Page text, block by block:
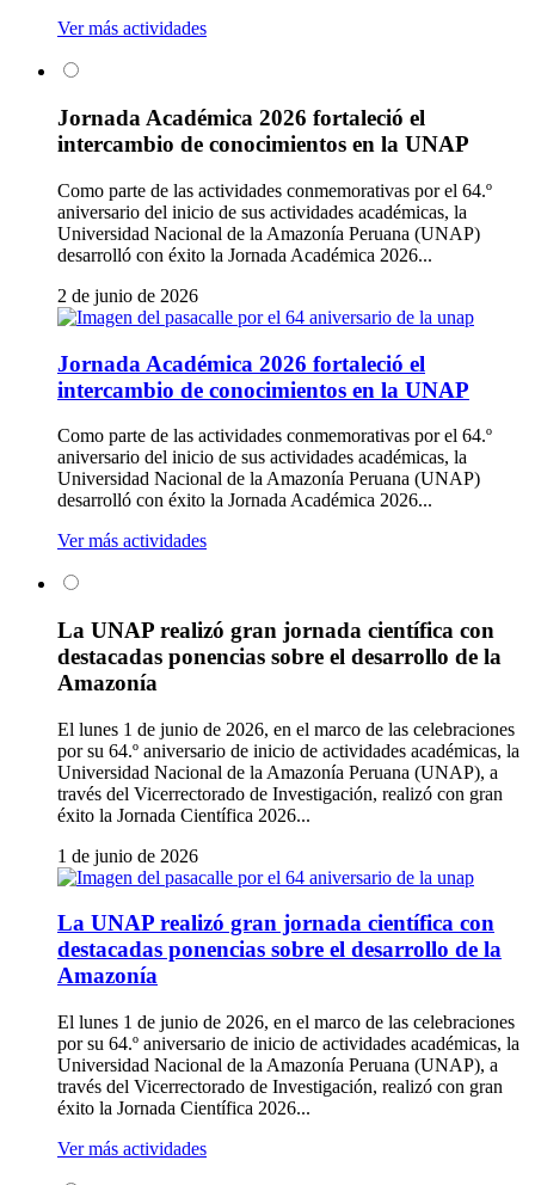
Ver más actividades
Jornada Académica 2026 fortaleció el
intercambio de conocimientos en la UNAP
Como parte de las actividades conmemorativas por el 64.º
aniversario del inicio de sus actividades académicas, la
Universidad Nacional de la Amazonía Peruana (UNAP)
desarrolló con éxito la Jornada Académica 2026...
2 de junio de 2026
Jornada Académica 2026 fortaleció el
intercambio de conocimientos en la UNAP
Como parte de las actividades conmemorativas por el 64.º
aniversario del inicio de sus actividades académicas, la
Universidad Nacional de la Amazonía Peruana (UNAP)
desarrolló con éxito la Jornada Académica 2026...
Ver más actividades
La UNAP realizó gran jornada científica con
destacadas ponencias sobre el desarrollo de la
Amazonía
El lunes 1 de junio de 2026, en el marco de las celebraciones
por su 64.º aniversario de inicio de actividades académicas, la
Universidad Nacional de la Amazonía Peruana (UNAP), a
través del Vicerrectorado de Investigación, realizó con gran
éxito la Jornada Científica 2026...
1 de junio de 2026
La UNAP realizó gran jornada científica con
destacadas ponencias sobre el desarrollo de la
Amazonía
El lunes 1 de junio de 2026, en el marco de las celebraciones
por su 64.º aniversario de inicio de actividades académicas, la
Universidad Nacional de la Amazonía Peruana (UNAP), a
través del Vicerrectorado de Investigación, realizó con gran
éxito la Jornada Científica 2026...
Ver más actividades